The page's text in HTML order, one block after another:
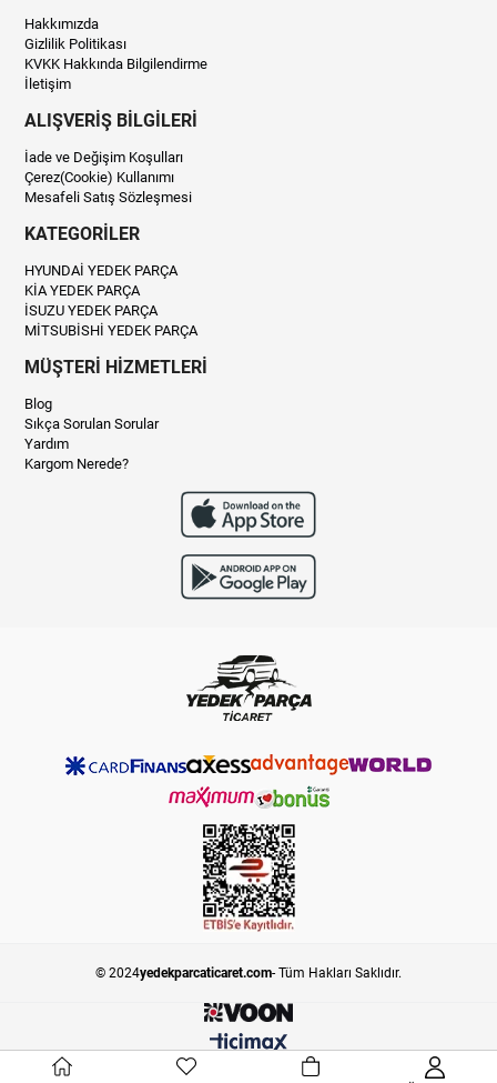
Hakkımızda
Gizlilik Politikası
KVKK Hakkında Bilgilendirme
İletişim
ALIŞVERİŞ BİLGİLERİ
İade ve Değişim Koşulları
Çerez(Cookie) Kullanımı
Mesafeli Satış Sözleşmesi
KATEGORİLER
HYUNDAİ YEDEK PARÇA
KİA YEDEK PARÇA
İSUZU YEDEK PARÇA
MİTSUBİSHİ YEDEK PARÇA
MÜŞTERİ HİZMETLERİ
Blog
Sıkça Sorulan Sorular
Yardım
Kargom Nerede?
© 2024yedekparcaticaret.com- Tüm Hakları Saklıdır.